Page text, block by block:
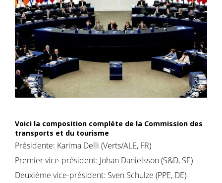
Voici la composition complète de la Commission des
transports et du tourisme
Présidente: Karima Delli (Verts/ALE, FR)
Premier vice-président: Johan Danielsson (S&D, SE)
Deuxième vice-président: Sven Schulze (PPE, DE)